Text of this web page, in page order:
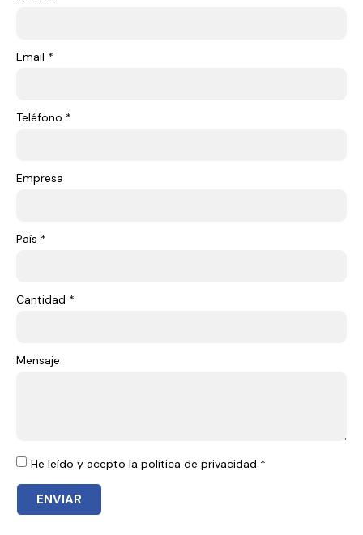
Email *
Teléfono *
Empresa
País *
Cantidad *
Mensaje
He leído y acepto la política de privacidad *
ENVIAR